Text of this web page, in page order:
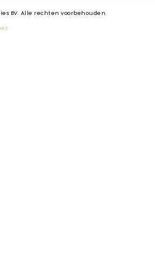
BV. Alle rechten voorbehouden.